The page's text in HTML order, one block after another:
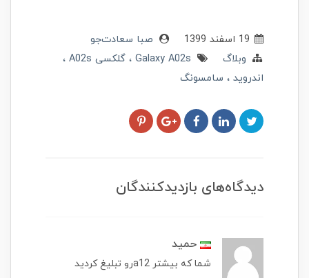
صبا سعادت‌جو
وبلاگ
Galaxy A02s
گلکسی A02s
اندروید
سامسونگ
دیدگاه‌های بازدیدکنندگان
حمید
شما که بیشتر a12رو تبلیغ کردید